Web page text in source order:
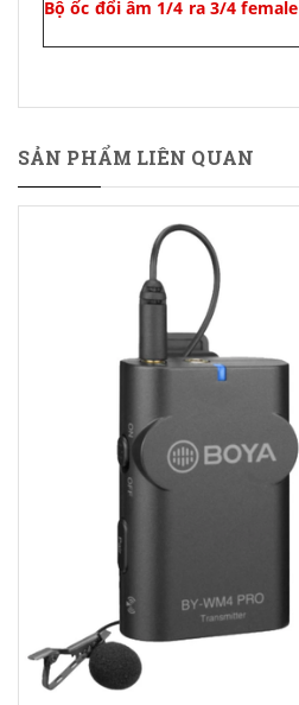
Bộ ốc đổi âm 1/4 ra 3/4 female
SẢN PHẨM LIÊN QUAN